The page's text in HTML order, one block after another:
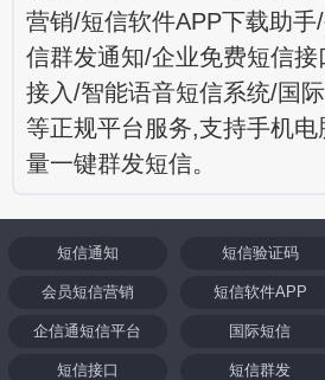
营销/短信软件APP下载助
信群发通知/企业免费短信
接入/智能语音短信系统/国
等正规平台服务,支持手机
量一键群发短信。
短信通知 短信验证码
会员短信营销 短信软件APP
企信通短信平台 国际短信
短信接口 短信群发